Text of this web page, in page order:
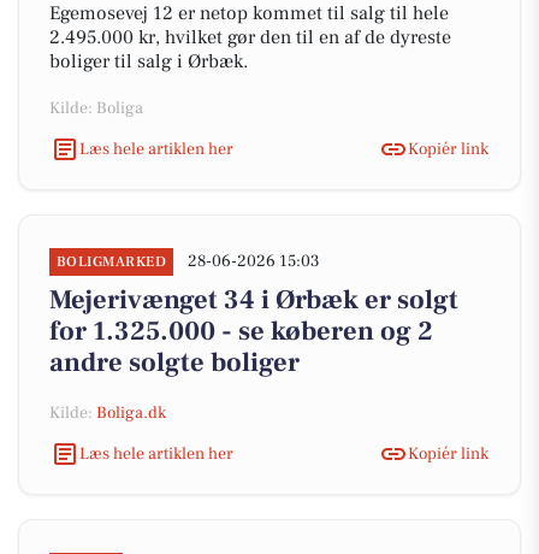
Egemosevej 12 er netop kommet til salg til hele
2.495.000 kr, hvilket gør den til en af de dyreste
boliger til salg i Ørbæk.
Kilde: Boliga
Læs hele artiklen her
Kopiér link
BOLIGMARKED 28-06-2026 15:03
Mejerivænget 34 i Ørbæk er solgt
for 1.325.000 - se køberen og 2
andre solgte boliger
Kilde: Boliga.dk
Læs hele artiklen her
Kopiér link